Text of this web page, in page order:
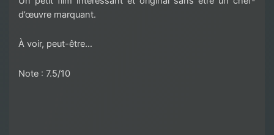
d’œuvre marquant.
À voir, peut-être…
Note : 7.5/10